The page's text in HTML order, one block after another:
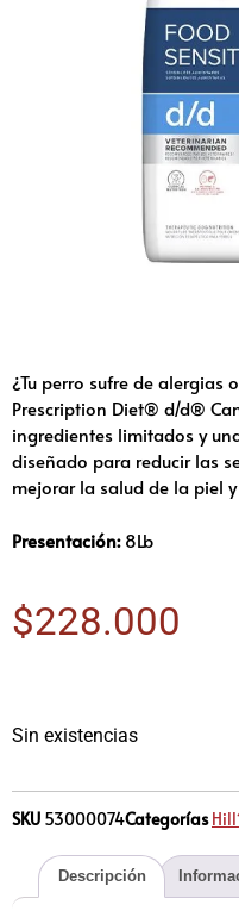
¿Tu perro sufre de alergias
Prescription Diet® d/d®
ingredientes limitados y
diseñado para reducir las
mejorar la salud de la piel
Presentación:8Lb
$228.000
Sin existencias
SKU 53000074Categorías
Descripción